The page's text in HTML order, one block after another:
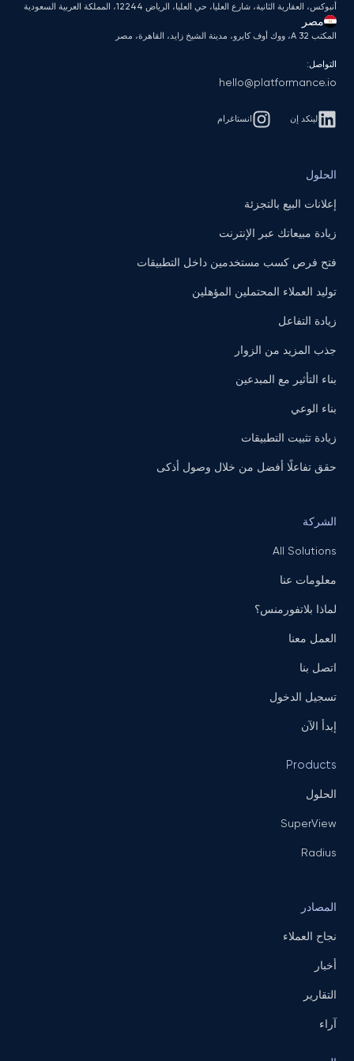
أنبوكس، العقارية الثانية، شارع العليا، حي العليا، الرياض 12244، المملكة العربية السعودية
مصر
المكتب A 32، ووك أوف كايرو، مدينة الشيخ زايد، القاهرة، مصر
التواصل:
hello@platformance.io
لينكد إن انستاغرام
الحلول
إعلانات البيع بالتجزئة
زيادة مبيعاتك عبر الإنترنت
فتح فرص كسب مستخدمين داخل التطبيقات
توليد العملاء المحتملين المؤهلين
زيادة التفاعل
جذب المزيد من الزوار
بناء التأثير مع المبدعين
بناء الوعي
زيادة تثبيت التطبيقات
حقق تفاعلًا أفضل من خلال وصول أذكى
الشركة
All Solutions
معلومات عنا
لماذا بلاتفورمنس؟
العمل معنا
اتصل بنا
تسجيل الدخول
إبدأ الآن
Products
الحلول
SuperView
Radius
المصادر
نجاح العملاء
أخبار
التقارير
آراء